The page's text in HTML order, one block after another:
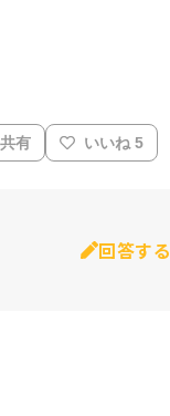
共有 いいね 5
回答する